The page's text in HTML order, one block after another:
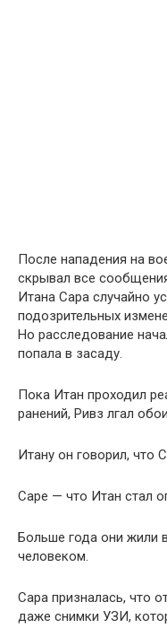
После нападения на
скрывал все
Итана Сара случайно
подозрительных
Но расследование
попала в засаду.
Пока Итан проходил
ранений, Ривз лгал
Итану он говорил, что
Саре — что Итан стал
Больше года они жили
человеком.
Сара призналась, что
даже снимки УЗИ,